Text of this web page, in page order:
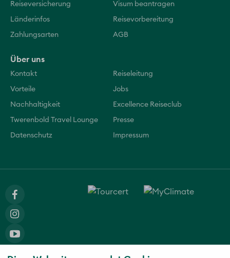
Reiseversicherung Visum beantragen
Länderinfos Reisevorbereitung
Zahlungsarten AGB
Über uns
Kontakt Reiseleitung
Vorteile Jobs
Nachhaltigkeit Excellence Reiseclub
Twerenbold Travel Lounge Presse
Datenschutz Impressum